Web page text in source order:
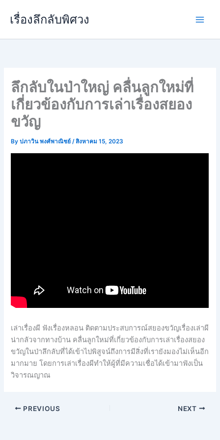
เรื่องลึกลับพิศวง
ลึกลับในป่าใหญ่ คลื่นลูกใหม่ที่
เกี่ยวข้องกับการเล่าเรื่องสยอง
ขวัญ
Byปภาวิน พงศ์พาณิชย์/สิงหาคม 15, 2023
เล่าเรื่องผี ฟังเรื่องหลอน ติดตามประสบการณ์สยองขวัญเรื่องเล่าผี
น่ากลัวจากทางบ้าน คลื่นลูกใหม่ที่เกี่ยวข้องกับการเล่าเรื่องสยอง
ขวัญในป่าลึกลับที่ได้เข้าไปพิสูจน์ถึงการมีสิ่งที่เรายังมองไม่เห็นอีก
มากมาย โดยการเล่าเรื่องผีทำให้ผู้ที่มีความเชื่อได้เข้ามาฟังเป็น
วิจารณญาณ
PREVIOUS NEXT